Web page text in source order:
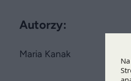
Autorzy:
Maria Kanak